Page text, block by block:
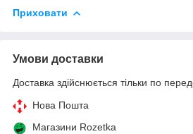
Приховати
Умови доставки
Доставка здійснюється тільки по
Нова Пошта
Магазини Rozetka